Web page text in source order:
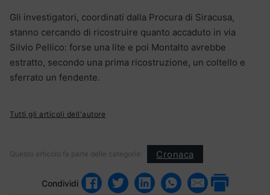
Gli investigatori, coordinati dalla Procura di Siracusa,
stanno cercando di ricostruire quanto accaduto in via
Silvio Pellico: forse una lite e poi Montalto avrebbe
estratto, secondo una prima ricostruzione, un coltello e
sferrato un fendente.
Tutti gli articoli dell'autore
Questo articolo fa parte delle categorie: Cronaca
Condividi